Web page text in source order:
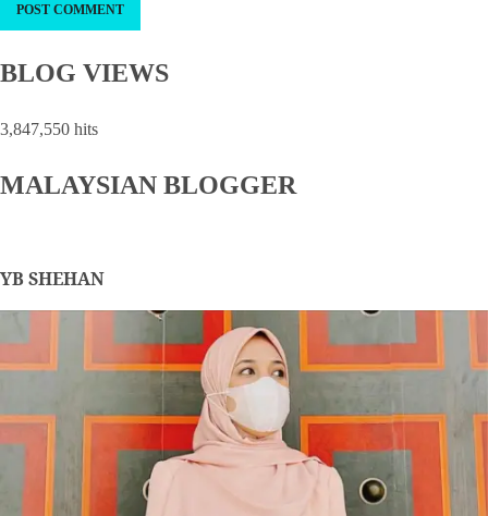
BLOG VIEWS
3,847,550 hits
MALAYSIAN BLOGGER
YB SHEHAN